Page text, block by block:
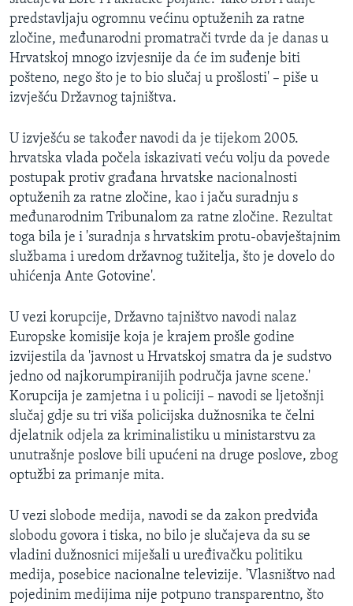
predstavljaju ogromnu većinu optuženih za ratne
zločine, međunarodni promatrači tvrde da je danas u
Hrvatskoj mnogo izvjesnije da će im suđenje biti
pošteno, nego što je to bio slučaj u prošlosti' – piše u
izvješću Državnog tajništva.
U izvješću se također navodi da je tijekom 2005.
hrvatska vlada počela iskazivati veću volju da povede
postupak protiv građana hrvatske nacionalnosti
optuženih za ratne zločine, kao i jaču suradnju s
međunarodnim Tribunalom za ratne zločine. Rezultat
toga bila je i 'suradnja s hrvatskim protu-obavještajnim
službama i uredom državnog tužitelja, što je dovelo do
uhićenja Ante Gotovine'.
U vezi korupcije, Državno tajništvo navodi nalaz
Europske komisije koja je krajem prošle godine
izvijestila da 'javnost u Hrvatskoj smatra da je sudstvo
jedno od najkorumpiranijih područja javne scene.'
Korupcija je zamjetna i u policiji – navodi se ljetošnji
slučaj gdje su tri viša policijska dužnosnika te čelni
djelatnik odjela za kriminalistiku u ministarstvu za
unutrašnje poslove bili upućeni na druge poslove, zbog
optužbi za primanje mita.
U vezi slobode medija, navodi se da zakon predviđa
slobodu govora i tiska, no bilo je slučajeva da su se
vladini dužnosnici miješali u uređivačku politiku
medija, posebice nacionalne televizije. 'Vlasništvo nad
pojedinim medijima nije potpuno transparentno, što